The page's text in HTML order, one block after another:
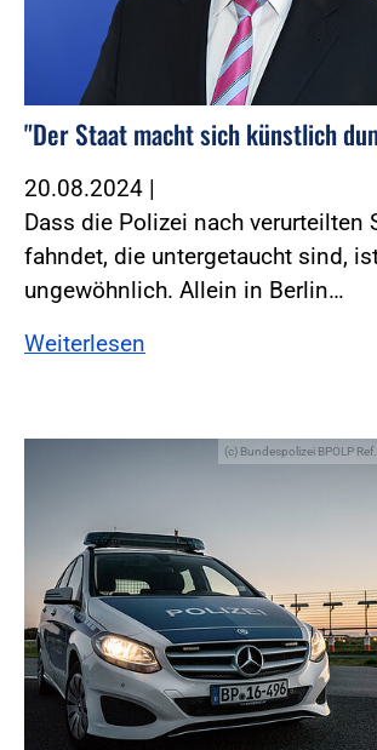
"Der Staat macht sich künstlich
20.08.2024 |
Dass die Polizei nach verurteilten
fahndet, die untergetaucht sind,
ungewöhnlich. Allein in Berlin…
Weiterlesen
(c) Bundespolizei BPOLP